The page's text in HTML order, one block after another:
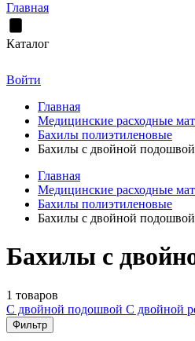
Главная
Каталог
Войти
Главная
Медицинские расходные
Бахилы полиэтиленовые
Бахилы с двойной подошвой
Главная
Медицинские расходные
Бахилы полиэтиленовые
Бахилы с двойной подошвой
Бахилы с
1 товаров
С двойной подошвой С двойной
Фильтр